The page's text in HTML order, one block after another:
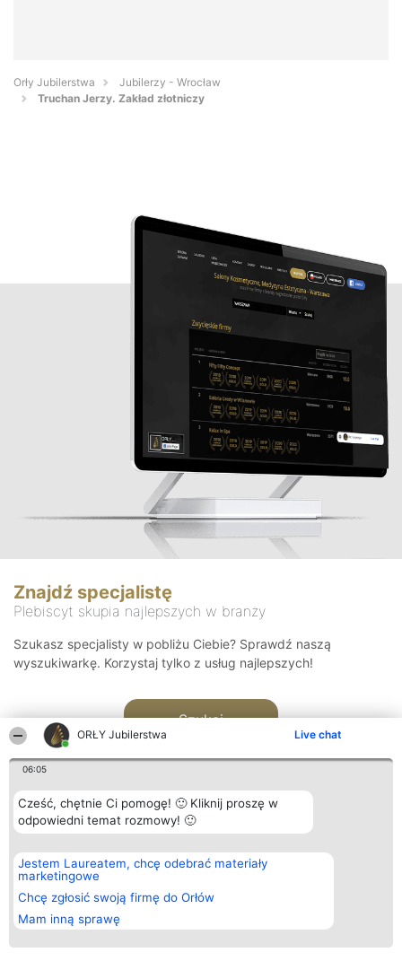
ORŁY Jubilerstwa Live chat
06:05
Cześć, chętnie Ci pomogę! 🙂 Kliknij proszę w
odpowiedni temat rozmowy! 🙂
Jestem Laureatem, chcę odebrać materiały
marketingowe
Chcę zgłosić swoją firmę do Orłów
Mam inną sprawę
Orły Jubilerstwa
Jubilerzy - Wrocław
Truchan Jerzy. Zakład złotniczy
Znajdź specjalistę
Plebiscyt skupia najlepszych w branży
Szukasz specjalisty w pobliżu Ciebie? Sprawdź naszą
wyszukiwarkę. Korzystaj tylko z usług najlepszych!
Szukaj
Organizator plebiscytu
Bright Side Solutions sp. z o.
o. sp. k.
ul. Ruska 22
Wrocław 50-079
KRS 0000749100 | Regon
381313360 | NIP 8943132676
Plebiscyt
Laureaci
wszystkich
Laureatów
Regulamin
Kontakt
Kontakt